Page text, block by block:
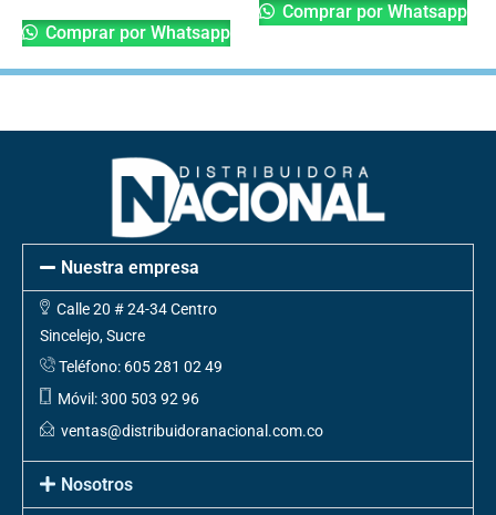
Comprar por Whatsapp
Comprar por Whatsapp
Nuestra empresa
Calle 20 # 24-34 Centro
Sincelejo, Sucre
Teléfono: 605 281 02 49
Móvil: 300 503 92 96
ventas@distribuidoranacional.com.co
Nosotros